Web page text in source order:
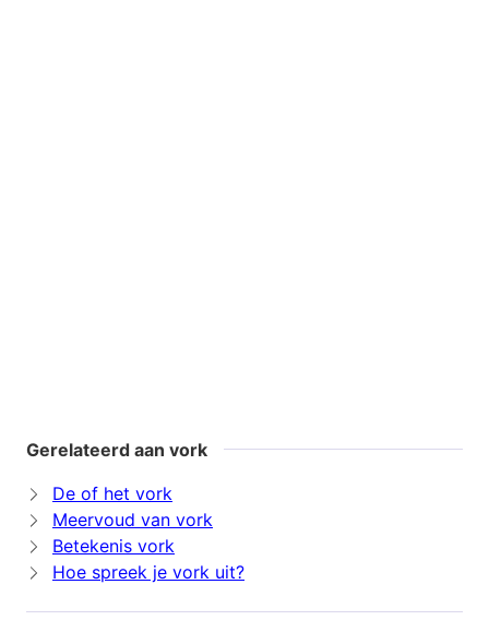
Gerelateerd aan vork
De of het vork
Meervoud van vork
Betekenis vork
Hoe spreek je vork uit?